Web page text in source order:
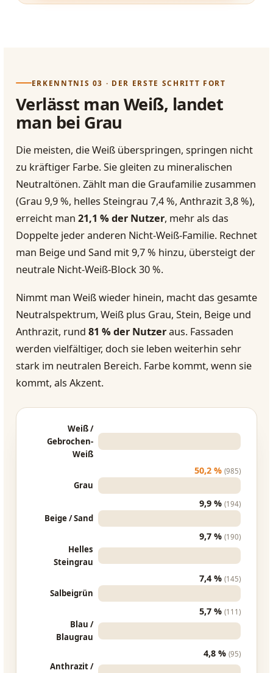
ERKENNTNIS 03 · DER ERSTE SCHRITT FORT
Verlässt man Weiß, landet
man bei Grau
Die meisten, die Weiß überspringen, springen nicht
zu kräftiger Farbe. Sie gleiten zu mineralischen
Neutraltönen. Zählt man die Graufamilie zusammen
(Grau 9,9 %, helles Steingrau 7,4 %, Anthrazit 3,8 %),
erreicht man 21,1 % der Nutzer, mehr als das
Doppelte jeder anderen Nicht-Weiß-Familie. Rechnet
man Beige und Sand mit 9,7 % hinzu, übersteigt der
neutrale Nicht-Weiß-Block 30 %.
Nimmt man Weiß wieder hinein, macht das gesamte
Neutralspektrum, Weiß plus Grau, Stein, Beige und
Anthrazit, rund 81 % der Nutzeraus. Fassaden
werden vielfältiger, doch sie leben weiterhin sehr
stark im neutralen Bereich. Farbe kommt, wenn sie
kommt, als Akzent.
Weiß /
Gebrochen-
Weiß
50,2 %(985)
Grau
9,9 %(194)
Beige / Sand
9,7 %(190)
Helles
Steingrau
7,4 %(145)
Salbeigrün
5,7 %(111)
Blau /
Blaugrau
4,8 %(95)
Anthrazit /